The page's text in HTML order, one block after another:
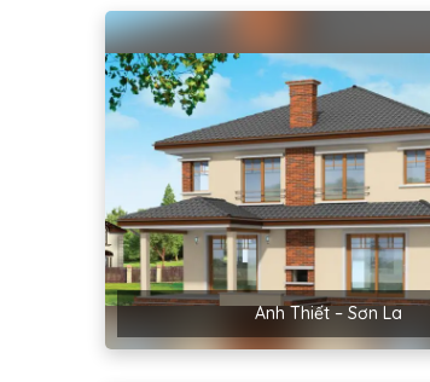
Anh Thiết – Sơn La